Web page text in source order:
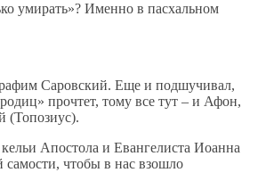
умирать»? Именно в пасхальном
Саровский. Еще и подшучивал,
прочтет, тому все тут – и Афон,
(Топозиус).
Апостола и Евангелиста Иоанна
самости, чтобы в нас взошло